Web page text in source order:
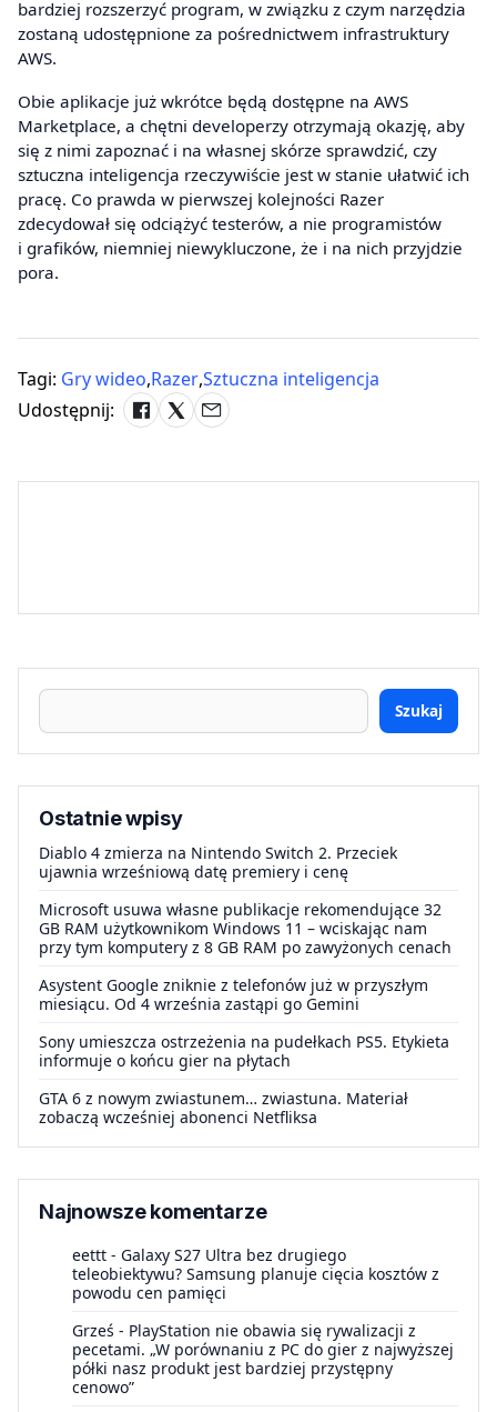
bardziej rozszerzyć program, w związku z czym narzędzia
zostaną udostępnione za pośrednictwem infrastruktury
AWS.
Obie aplikacje już wkrótce będą dostępne na AWS
Marketplace, a chętni developerzy otrzymają okazję, aby
się z nimi zapoznać i na własnej skórze sprawdzić, czy
sztuczna inteligencja rzeczywiście jest w stanie ułatwić ich
pracę. Co prawda w pierwszej kolejności Razer
zdecydował się odciążyć testerów, a nie programistów
i grafików, niemniej niewykluczone, że i na nich przyjdzie
pora.
Tagi: Gry wideo,Razer,Sztuczna inteligencja
Udostępnij:
Szukaj
Ostatnie wpisy
Diablo 4 zmierza na Nintendo Switch 2. Przeciek
ujawnia wrześniową datę premiery i cenę
Microsoft usuwa własne publikacje rekomendujące 32
GB RAM użytkownikom Windows 11 – wciskając nam
przy tym komputery z 8 GB RAM po zawyżonych cenach
Asystent Google zniknie z telefonów już w przyszłym
miesiącu. Od 4 września zastąpi go Gemini
Sony umieszcza ostrzeżenia na pudełkach PS5. Etykieta
informuje o końcu gier na płytach
GTA 6 z nowym zwiastunem… zwiastuna. Materiał
zobaczą wcześniej abonenci Netfliksa
Najnowsze komentarze
eettt - Galaxy S27 Ultra bez drugiego
teleobiektywu? Samsung planuje cięcia kosztów z
powodu cen pamięci
Grześ - PlayStation nie obawia się rywalizacji z
pecetami. „W porównaniu z PC do gier z najwyższej
półki nasz produkt jest bardziej przystępny
cenowo”